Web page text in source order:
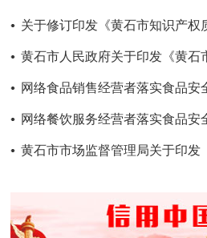
关于修订印发《黄石市知识产权
黄石市人民政府关于印发《黄石
网络食品销售经营者落实食品安
网络餐饮服务经营者落实食品安
黄石市市场监督管理局关于印发